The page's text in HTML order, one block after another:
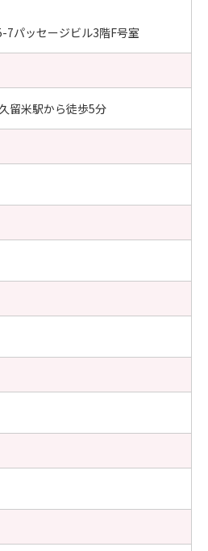
7パッセージビル3階F号室
留米駅から徒歩5分